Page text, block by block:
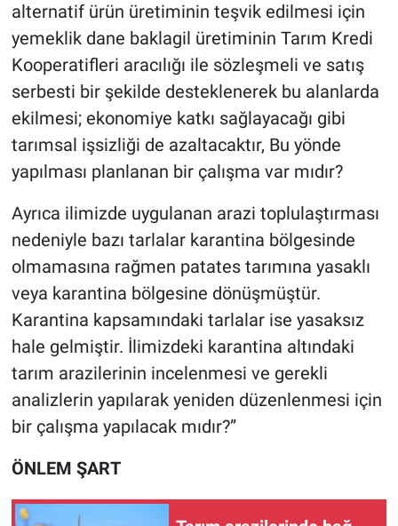
alternatif ürün üretiminin teşvik edilmesi için
yemeklik dane baklagil üretiminin Tarım Kredi
Kooperatifleri aracılığı ile sözleşmeli ve satış
serbesti bir şekilde desteklenerek bu alanlarda
ekilmesi; ekonomiye katkı sağlayacağı gibi
tarımsal işsizliği de azaltacaktır, Bu yönde
yapılması planlanan bir çalışma var mıdır?
Ayrıca ilimizde uygulanan arazi toplulaştırması
nedeniyle bazı tarlalar karantina bölgesinde
olmamasına rağmen patates tarımına yasaklı
veya karantina bölgesine dönüşmüştür.
Karantina kapsamındaki tarlalar ise yasaksız
hale gelmiştir. İlimizdeki karantina altındaki
tarım arazilerinin incelenmesi ve gerekli
analizlerin yapılarak yeniden düzenlenmesi için
bir çalışma yapılacak mıdır?”
ÖNLEM ŞART